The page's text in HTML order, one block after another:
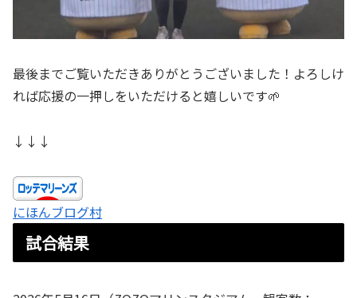
最後までご覧いただきありがとうございました！よろしけ
れば応援の一押しをいただけると嬉しいです🌱
↓↓↓
にほんブログ村
試合結果